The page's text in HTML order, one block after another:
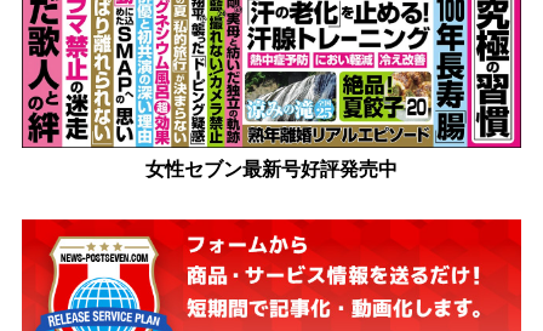
女性セブン最新号好評発売中